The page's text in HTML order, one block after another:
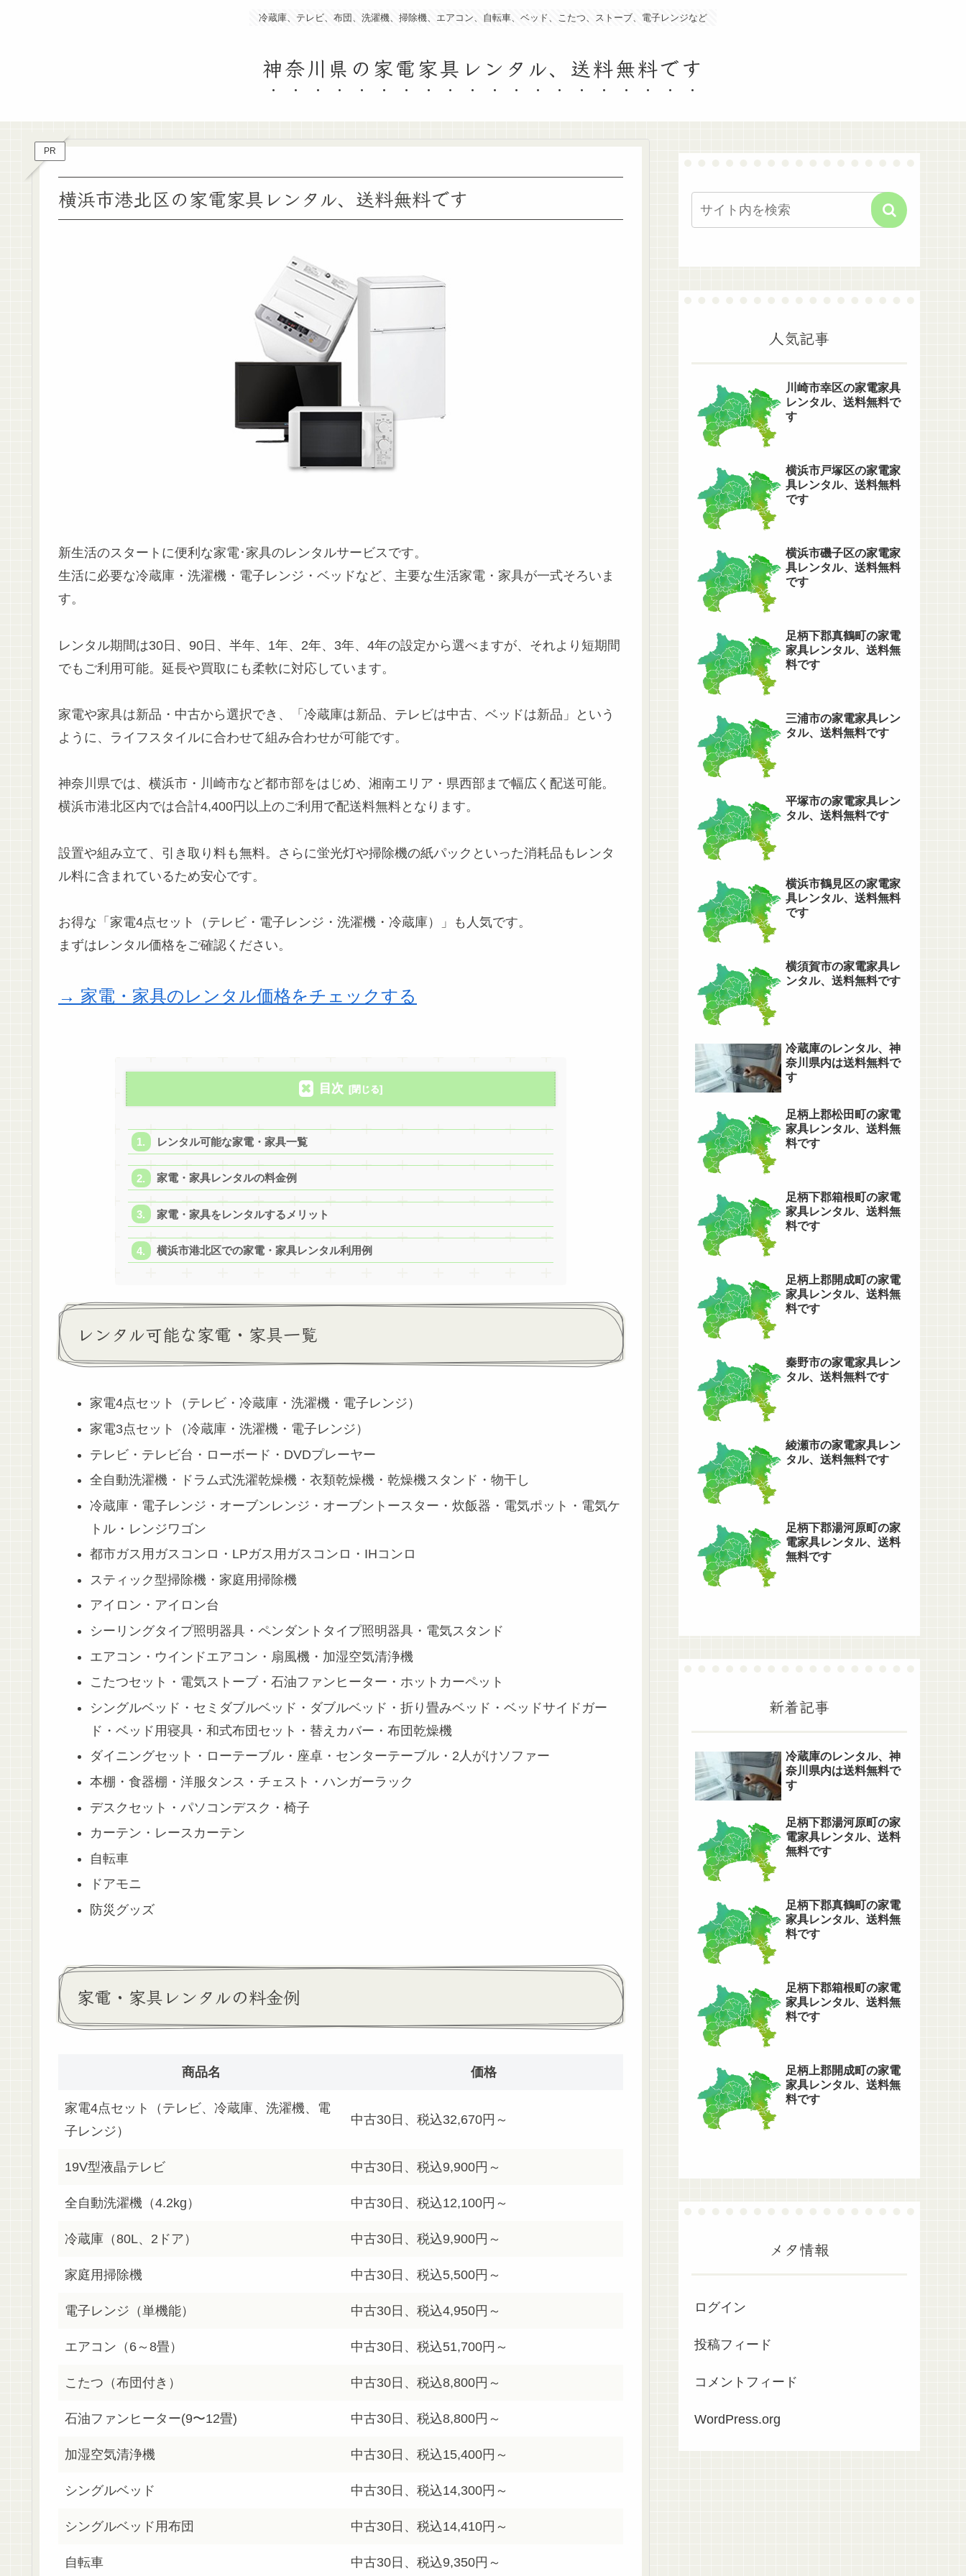
冷蔵庫、テレビ、布団、洗濯機、掃除機、エアコン、自転車、ベッド、こたつ、ストーブ、電子レンジなど
神奈川県の家電家具レンタル、送料無料です
PR
横浜市港北区の家電家具レンタル、送料無料です
新生活のスタートに便利な家電･家具のレンタルサービスです。
生活に必要な冷蔵庫・洗濯機・電子レンジ・ベッドなど、主要な生活家電・家具が一式そろいま
す。
レンタル期間は30日、90日、半年、1年、2年、3年、4年の設定から選べますが、それより短期間
でもご利用可能。延長や買取にも柔軟に対応しています。
家電や家具は新品・中古から選択でき、「冷蔵庫は新品、テレビは中古、ベッドは新品」という
ように、ライフスタイルに合わせて組み合わせが可能です。
神奈川県では、横浜市・川崎市など都市部をはじめ、湘南エリア・県西部まで幅広く配送可能。
横浜市港北区内では合計4,400円以上のご利用で配送料無料となります。
設置や組み立て、引き取り料も無料。さらに蛍光灯や掃除機の紙パックといった消耗品もレンタ
ル料に含まれているため安心です。
お得な「家電4点セット（テレビ・電子レンジ・洗濯機・冷蔵庫）」も人気です。
まずはレンタル価格をご確認ください。
→ 家電・家具のレンタル価格をチェックする
目次
レンタル可能な家電・家具一覧
家電・家具レンタルの料金例
家電・家具をレンタルするメリット
横浜市港北区での家電・家具レンタル利用例
レンタル可能な家電・家具一覧
家電4点セット（テレビ・冷蔵庫・洗濯機・電子レンジ）
家電3点セット（冷蔵庫・洗濯機・電子レンジ）
テレビ・テレビ台・ローボード・DVDプレーヤー
全自動洗濯機・ドラム式洗濯乾燥機・衣類乾燥機・乾燥機スタンド・物干し
冷蔵庫・電子レンジ・オーブンレンジ・オーブントースター・炊飯器・電気ポット・電気ケ
トル・レンジワゴン
都市ガス用ガスコンロ・LPガス用ガスコンロ・IHコンロ
スティック型掃除機・家庭用掃除機
アイロン・アイロン台
シーリングタイプ照明器具・ペンダントタイプ照明器具・電気スタンド
エアコン・ウインドエアコン・扇風機・加湿空気清浄機
こたつセット・電気ストーブ・石油ファンヒーター・ホットカーペット
シングルベッド・セミダブルベッド・ダブルベッド・折り畳みベッド・ベッドサイドガー
ド・ベッド用寝具・和式布団セット・替えカバー・布団乾燥機
ダイニングセット・ローテーブル・座卓・センターテーブル・2人がけソファー
本棚・食器棚・洋服タンス・チェスト・ハンガーラック
デスクセット・パソコンデスク・椅子
カーテン・レースカーテン
自転車
ドアモニ
防災グッズ
家電・家具レンタルの料金例
商品名 価格
家電4点セット（テレビ、冷蔵庫、洗濯機、電
子レンジ）
中古30日、税込32,670円～
19V型液晶テレビ 中古30日、税込9,900円～
全自動洗濯機（4.2kg） 中古30日、税込12,100円～
冷蔵庫（80L、2ドア） 中古30日、税込9,900円～
家庭用掃除機 中古30日、税込5,500円～
電子レンジ（単機能） 中古30日、税込4,950円～
エアコン（6～8畳） 中古30日、税込51,700円～
こたつ（布団付き） 中古30日、税込8,800円～
石油ファンヒーター(9〜12畳) 中古30日、税込8,800円～
加湿空気清浄機 中古30日、税込15,400円～
シングルベッド 中古30日、税込14,300円～
シングルベッド用布団 中古30日、税込14,410円～
自転車 中古30日、税込9,350円～
人気記事
川崎市幸区の家電家具
レンタル、送料無料で
す
横浜市戸塚区の家電家
具レンタル、送料無料
です
横浜市磯子区の家電家
具レンタル、送料無料
です
足柄下郡真鶴町の家電
家具レンタル、送料無
料です
三浦市の家電家具レン
タル、送料無料です
平塚市の家電家具レン
タル、送料無料です
横浜市鶴見区の家電家
具レンタル、送料無料
です
横須賀市の家電家具レ
ンタル、送料無料です
冷蔵庫のレンタル、神
奈川県内は送料無料で
す
足柄上郡松田町の家電
家具レンタル、送料無
料です
足柄下郡箱根町の家電
家具レンタル、送料無
料です
足柄上郡開成町の家電
家具レンタル、送料無
料です
秦野市の家電家具レン
タル、送料無料です
綾瀬市の家電家具レン
タル、送料無料です
足柄下郡湯河原町の家
電家具レンタル、送料
無料です
新着記事
冷蔵庫のレンタル、神
奈川県内は送料無料で
す
足柄下郡湯河原町の家
電家具レンタル、送料
無料です
足柄下郡真鶴町の家電
家具レンタル、送料無
料です
足柄下郡箱根町の家電
家具レンタル、送料無
料です
足柄上郡開成町の家電
家具レンタル、送料無
料です
メタ情報
ログイン
投稿フィード
コメントフィード
WordPress.org